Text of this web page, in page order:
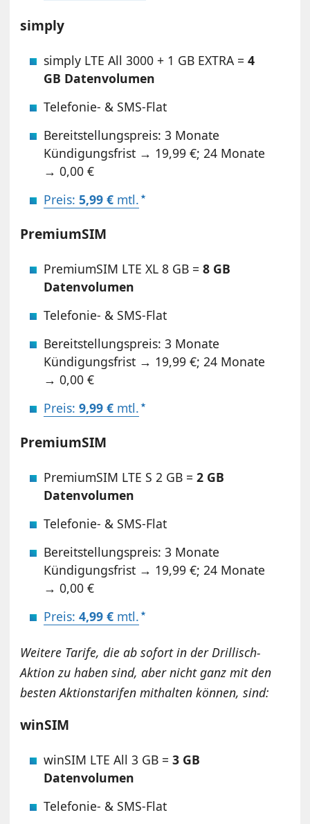
simply
simply LTE All 3000 + 1 GB EXTRA =4
GB Datenvolumen
Telefonie- & SMS-Flat
Bereitstellungspreis: 3 Monate
Kündigungsfrist → 19,99 €; 24 Monate
→ 0,00 €
Preis:5,99 € mtl.
PremiumSIM
PremiumSIM LTE XL 8 GB =8 GB
Datenvolumen
Telefonie- & SMS-Flat
Bereitstellungspreis: 3 Monate
Kündigungsfrist → 19,99 €; 24 Monate
→ 0,00 €
Preis:9,99 € mtl.
PremiumSIM
PremiumSIM LTE S 2 GB =2 GB
Datenvolumen
Telefonie- & SMS-Flat
Bereitstellungspreis: 3 Monate
Kündigungsfrist → 19,99 €; 24 Monate
→ 0,00 €
Preis:4,99 € mtl.
Weitere Tarife, die ab sofort in der Drillisch-
Aktion zu haben sind, aber nicht ganz mit den
besten Aktionstarifen mithalten können, sind:
winSIM
winSIM LTE All 3 GB =3 GB
Datenvolumen
Telefonie- & SMS-Flat